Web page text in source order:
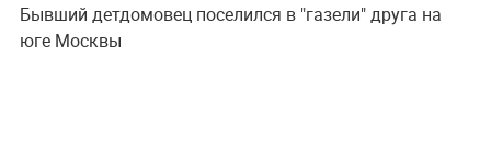
Бывший детдомовец поселился в "газели" друга на
юге Москвы